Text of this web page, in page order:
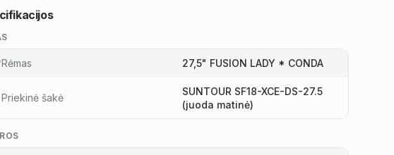
Rėmas 27,5" FUSION LADY * CONDA
Priekinė šakė
SUNTOUR SF18-XCE-DS-27.5
(juoda matinė)